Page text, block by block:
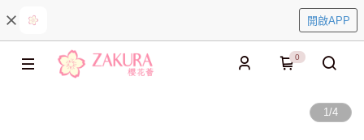
開啟APP
0
1/4